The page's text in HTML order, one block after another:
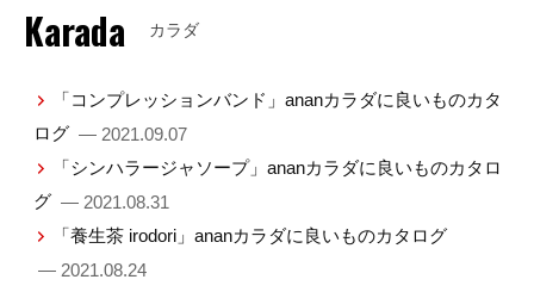
Karada カラダ
「コンプレッションバンド」ananカラダに良いものカタ
ログ — 2021.09.07
「シンハラージャソープ」ananカラダに良いものカタロ
グ — 2021.08.31
「養生茶 irodori」ananカラダに良いものカタログ
— 2021.08.24